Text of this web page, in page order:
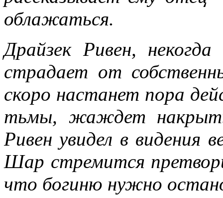
облажаться.
Драйзек Ривен,
страдает от
скоро настанет пора
тьмы, жаждет
Ривен увидел в видения
Шар стремится
что богиню нужно